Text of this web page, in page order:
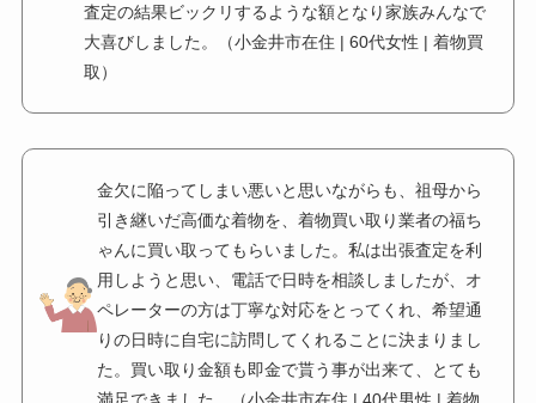
査定の結果ビックリするような額となり家族みんなで
大喜びしました。（小金井市在住 | 60代女性 | 着物買
取）
金欠に陥ってしまい悪いと思いながらも、祖母から
引き継いだ高価な着物を、着物買い取り業者の福ち
ゃんに買い取ってもらいました。私は出張査定を利
用しようと思い、電話で日時を相談しましたが、オ
ペレーターの方は丁寧な対応をとってくれ、希望通
りの日時に自宅に訪問してくれることに決まりまし
た。買い取り金額も即金で貰う事が出来て、とても
満足できました。（小金井市在住 | 40代男性 | 着物